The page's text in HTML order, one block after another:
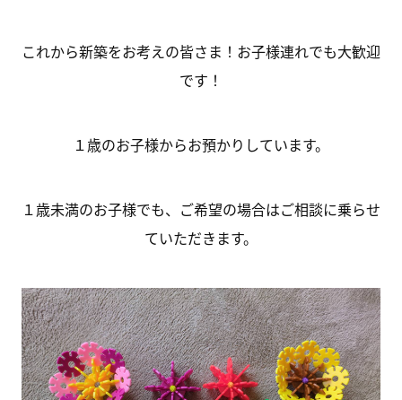
これから新築をお考えの皆さま！お子様連れでも大歓迎
です！
１歳のお子様からお預かりしています。
１歳未満のお子様でも、ご希望の場合はご相談に乗らせ
ていただきます。